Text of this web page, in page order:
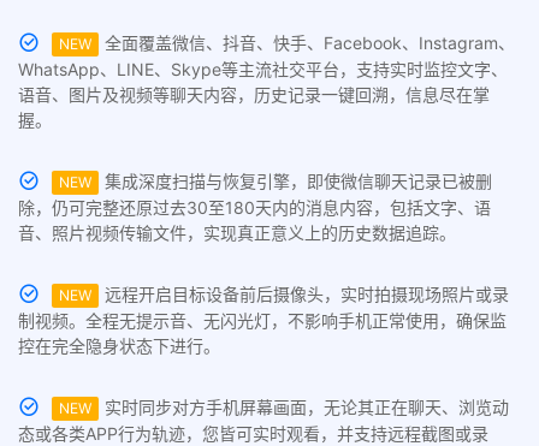
NEW
全面覆盖微信、抖音、快手、Facebook、Instagram、
WhatsApp、LINE、Skype等主流社交平台，支持实时监控文字、
语音、图片及视频等聊天内容，历史记录一键回溯，信息尽在掌
握。
NEW
集成深度扫描与恢复引擎，即使微信聊天记录已被删
除，仍可完整还原过去30至180天内的消息内容，包括文字、语
音、照片视频传输文件，实现真正意义上的历史数据追踪。
NEW
远程开启目标设备前后摄像头，实时拍摄现场照片或录
制视频。全程无提示音、无闪光灯，不影响手机正常使用，确保监
控在完全隐身状态下进行。
NEW
实时同步对方手机屏幕画面，无论其正在聊天、浏览动
态或各类APP行为轨迹，您皆可实时观看，并支持远程截图或录